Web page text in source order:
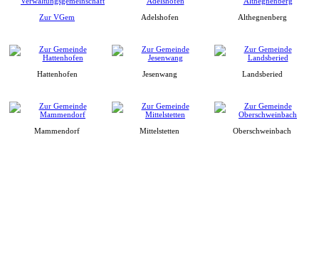
Zur VGem Adelshofen Althegnenberg
Hattenhofen Jesenwang Landsberied
Mammendorf Mittelstetten Oberschweinbach